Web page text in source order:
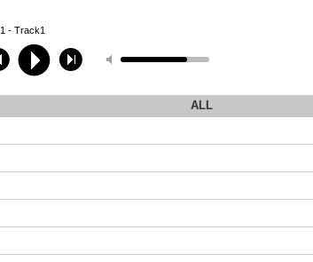
- Track1
ALL